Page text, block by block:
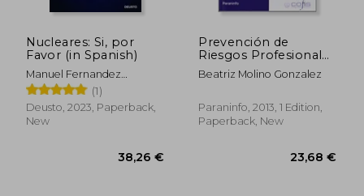
Nucleares: Si, por
Favor (in Spanish)
Manuel Fernandez
Ordoñez
(1)
Deusto, 2023, Paperback,
New
Prevención de
Riesgos Profesionales
y Seguridad en el
Montaje de
(cp - Certificado
Profesionalidad) (in
Beatriz Molino Gonzalez
Paraninfo, 2013, 1 Edition,
Paperback, New